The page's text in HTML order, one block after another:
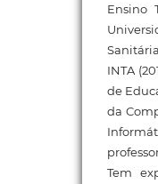
Ensino
INTA
de
da
Tem